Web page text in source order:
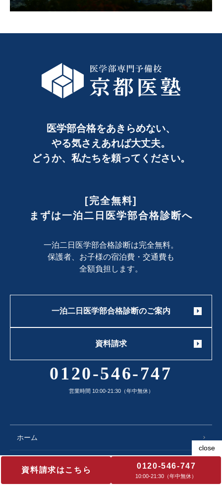
資料請求はこちら 0120-546-747
10:00‐21:30（年中無休）
医学部合格をあきらめない、
やる気さえあれば大丈夫。
どうか、私たちを頼ってください。
ホーム
[完全無料]
まずは一泊二日医学部合格診断へ
一泊二日医学部合格診断は完全無料。
保護者、お子様の宿泊費・交通費も
全額負担します。
一泊二日医学部合格診断のご案内
資料請求
0120-546-747
営業時間 10:00-21:30（年中無休）